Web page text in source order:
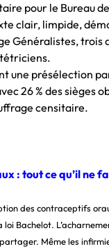
pour le Bureau
clair, limpide,
Généralistes, trois
une présélection
26 % des sièges
censitaire.
: tout ce qu’il ne
des contraceptifs
Bachelot.
Même les